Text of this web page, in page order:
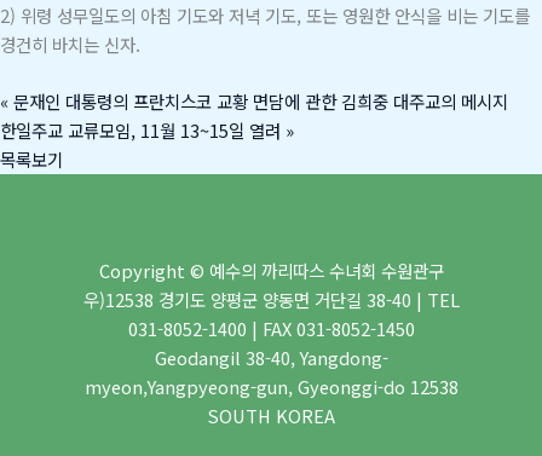
2) 위령 성무일도의 아침 기도와 저녁 기도, 또는 영원한 안식을 비는 기도를
경건히 바치는 신자.
« 문재인 대통령의 프란치스코 교황 면담에 관한 김희중 대주교의 메시지
한일주교 교류모임, 11월 13~15일 열려 »
목록보기
Copyright © 예수의 까리따스 수녀회 수원관구
우)12538 경기도 양평군 양동면 거단길 38-40 | TEL
031-8052-1400 | FAX 031-8052-1450
Geodangil 38-40, Yangdong-
myeon,Yangpyeong-gun, Gyeonggi-do 12538
SOUTH KOREA